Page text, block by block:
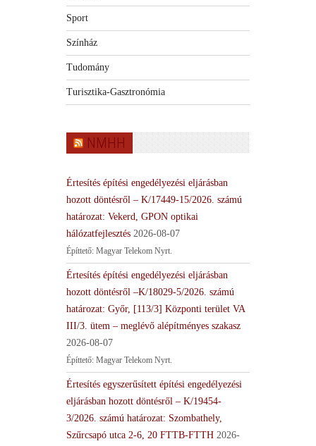
Sport
Színház
Tudomány
Turisztika-Gasztronómia
NMHH
Értesítés építési engedélyezési eljárásban
hozott döntésről – K/17449-15/2026. számú
határozat: Vekerd, GPON optikai
hálózatfejlesztés 2026-08-07
Építtető: Magyar Telekom Nyrt.
Értesítés építési engedélyezési eljárásban
hozott döntésről –K/18029-5/2026. számú
határozat: Győr, [113/3] Központi terület VA
III/3. ütem – meglévő alépítményes szakasz
2026-08-07
Építtető: Magyar Telekom Nyrt.
Értesítés egyszerűsített építési engedélyezési
eljárásban hozott döntésről – K/19454-
3/2026. számú határozat: Szombathely,
Szűrcsapó utca 2-6, 20 FTTB-FTTH 2026-